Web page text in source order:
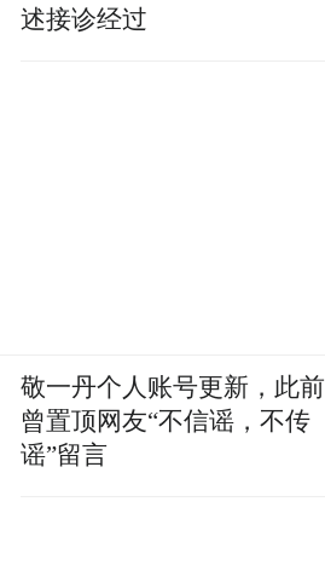
述接诊经过
敬一丹个人账号更新，此前
曾置顶网友“不信谣，不传
谣”留言